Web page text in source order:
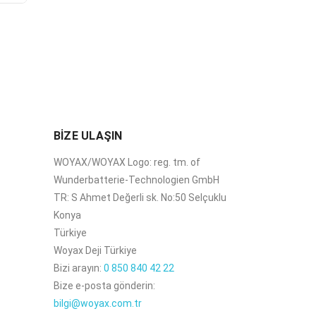
BİZE ULAŞIN
WOYAX/WOYAX Logo: reg. tm. of
Wunderbatterie-Technologien GmbH
TR: S Ahmet Değerli sk. No:50 Selçuklu
Konya
Türkiye
Woyax Deji Türkiye
Bizi arayın: 0 850 840 42 22
Bize e-posta gönderin:
bilgi@woyax.com.tr